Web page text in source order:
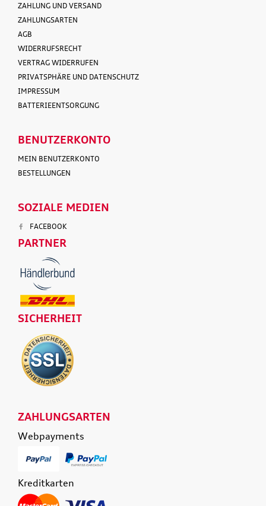
ZAHLUNG UND VERSAND
ZAHLUNGSARTEN
AGB
WIDERRUFSRECHT
VERTRAG WIDERRUFEN
PRIVATSPHÄRE UND DATENSCHUTZ
IMPRESSUM
BATTERIEENTSORGUNG
BENUTZERKONTO
MEIN BENUTZERKONTO
BESTELLUNGEN
SOZIALE MEDIEN
FACEBOOK
PARTNER
SICHERHEIT
ZAHLUNGSARTEN
Webpayments
Kreditkarten